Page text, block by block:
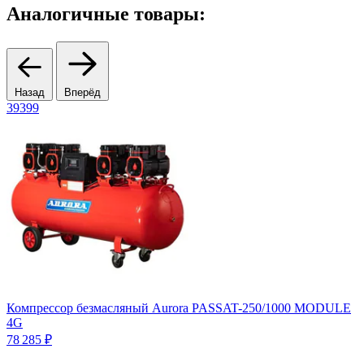
Аналогичные товары:
Назад Вперёд
39399
Компрессор безмасляный Aurora PASSAT-250/1000 MODULE
4G
78 285 ₽